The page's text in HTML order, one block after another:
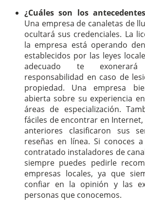
¿Cuáles son los
Una empresa de canaletas de
ocultará sus credenciales. La
la empresa está operando
establecidos por las leyes
adecuado te
responsabilidad en caso de
propiedad. Una empresa
abierta sobre su experiencia
áreas de especialización.
fáciles de encontrar en
anteriores clasificaron sus
reseñas en línea. Si conoces
contratado instaladores de
siempre puedes pedirle
empresas locales, ya que
confiar en la opinión y las
personas que conocemos.